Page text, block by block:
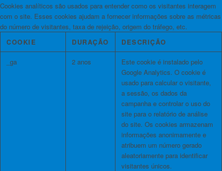
Cookies analíticos são usados ​​para entender como os visitantes interagem
com o site. Esses cookies ajudam a fornecer informações sobre as métricas
do número de visitantes, taxa de rejeição, origem do tráfego, etc.
COOKIE
DURAÇÃO DESCRIÇÃO
_ga 2 anos
Este cookie é instalado pelo
Google Analytics. O cookie é
usado para calcular o visitante,
a sessão, os dados da
campanha e controlar o uso do
site para o relatório de análise
do site. Os cookies armazenam
informações anonimamente e
atribuem um número gerado
aleatoriamente para identificar
visitantes únicos.